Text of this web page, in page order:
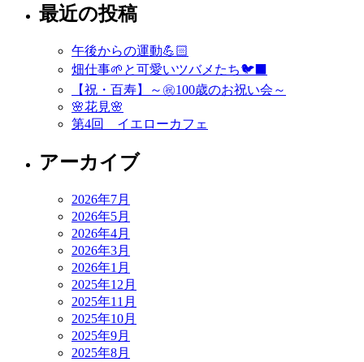
最近の投稿
午後からの運動💪🏻
畑仕事🌱と可愛いツバメたち🐦‍⬛
【祝・百寿】～㊗️100歳のお祝い会～
🌸花見🌸
第4回 イエローカフェ
アーカイブ
2026年7月
2026年5月
2026年4月
2026年3月
2026年1月
2025年12月
2025年11月
2025年10月
2025年9月
2025年8月